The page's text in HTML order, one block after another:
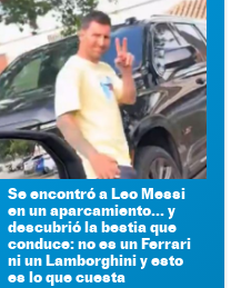
Se encontró a Leo Messi
en un aparcamiento... y
descubrió la bestia que
conduce: no es un Ferrari
ni un Lamborghini y esto
es lo que cuesta